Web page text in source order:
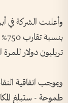
وأعلنت الشركة في
تريليون دولار
وبموجب اتفاقية